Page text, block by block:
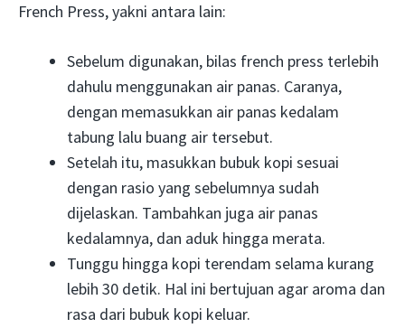
French Press, yakni antara lain:
Sebelum digunakan, bilas french press terlebih
dahulu menggunakan air panas. Caranya,
dengan memasukkan air panas kedalam
tabung lalu buang air tersebut.
Setelah itu, masukkan bubuk kopi sesuai
dengan rasio yang sebelumnya sudah
dijelaskan. Tambahkan juga air panas
kedalamnya, dan aduk hingga merata.
Tunggu hingga kopi terendam selama kurang
lebih 30 detik. Hal ini bertujuan agar aroma dan
rasa dari bubuk kopi keluar.